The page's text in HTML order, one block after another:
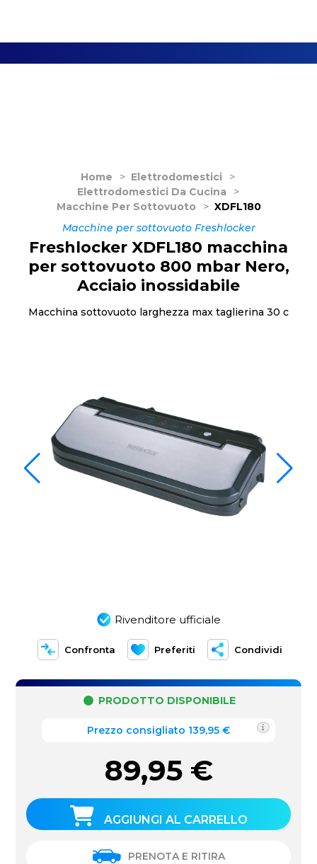
Home > Elettrodomestici
>
Elettrodomestici Da Cucina
>
Macchine Per Sottovuoto
> XDFL180
Macchine per sottovuoto Freshlocker
Rivenditore ufficiale
Confronta Preferiti Condividi
Freshlocker XDFL180 macchina
per sottovuoto 800 mbar Nero,
Acciaio inossidabile
Macchina sottovuoto larghezza max taglierina 30 c
PRODOTTO DISPONIBILE
Prezzo consigliato 139,95 €
89,95 €
AGGIUNGI AL CARRELLO
PRENOTA E RITIRA